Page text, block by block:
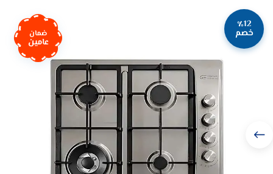
٪12
خصم ضمان
عامين